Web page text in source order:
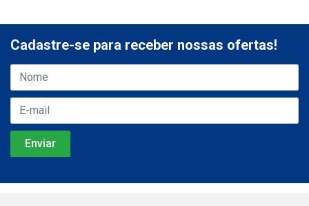
Cadastre-se para receber nossas ofertas!